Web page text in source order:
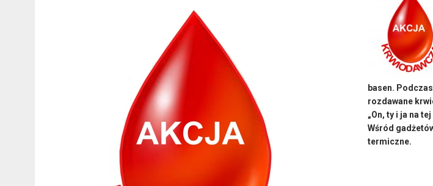
basen.
rozdawane
„On, ty i ja na
Wśród
termiczne.